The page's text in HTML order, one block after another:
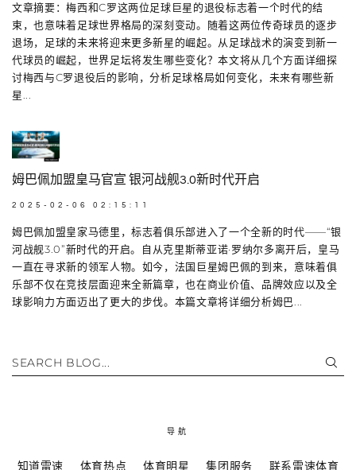
文章摘要：梅西和C罗这两位足球巨星的退役标志着一个时代的结
束，也意味着足球世界格局的深刻变动。随着这两位传奇球员的逐步
退场，足球的未来将迎来更多新星的崛起。从足球战术的演变到新一
代球员的崛起，世界足坛将发生哪些变化？本文将从几个方面详细探
讨梅西与C罗退役后的影响，分析足球格局如何变化，未来有哪些新
星...
姆巴佩加盟皇马官宣 银河战舰3.0新时代开启
2025-02-06 02:15:11
姆巴佩加盟皇家马德里，标志着俱乐部进入了一个全新的时代——“银
河战舰3.0”新时代的开启。自从克里斯蒂亚诺·罗纳尔多离开后，皇马
一直在寻求新的领军人物。如今，法国巨星姆巴佩的到来，意味着俱
乐部不仅在竞技层面迎来全新篇章，也在商业价值、品牌效应以及全
球影响力方面迈出了更大的步伐。本篇文章将详细分析姆巴...
SEARCH BLOG...
导航
知道雷速 体育热点 体育明星 集团服务 联系雷速体育